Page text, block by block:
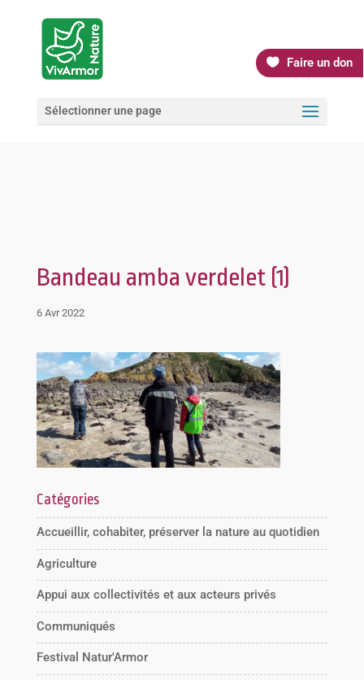
Faire un don
Sélectionner une page
Bandeau amba verdelet (1)
6 Avr 2022
Catégories
Accueillir, cohabiter, préserver la nature au quotidien
Agriculture
Appui aux collectivités et aux acteurs privés
Communiqués
Festival Natur'Armor